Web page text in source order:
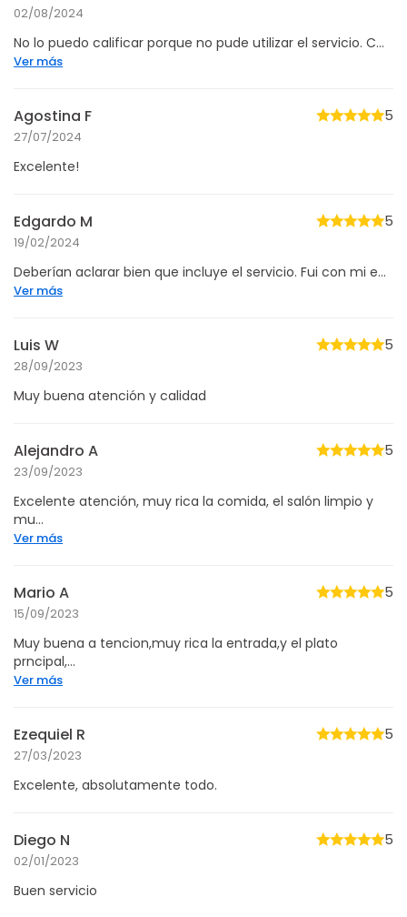
02/08/2024
No lo puedo calificar porque no pude utilizar el servicio. C...
Ver más
Agostina F
27/07/2024
5
Excelente!
Edgardo M
19/02/2024
5
Deberían aclarar bien que incluye el servicio. Fui con mi e...
Ver más
Luis W
28/09/2023
5
Muy buena atención y calidad
Alejandro A
23/09/2023
5
Excelente atención, muy rica la comida, el salón limpio y
mu...
Ver más
Mario A
15/09/2023
5
Muy buena a tencion,muy rica la entrada,y el plato
prncipal,...
Ver más
Ezequiel R
27/03/2023
5
Excelente, absolutamente todo.
Diego N
02/01/2023
5
Buen servicio